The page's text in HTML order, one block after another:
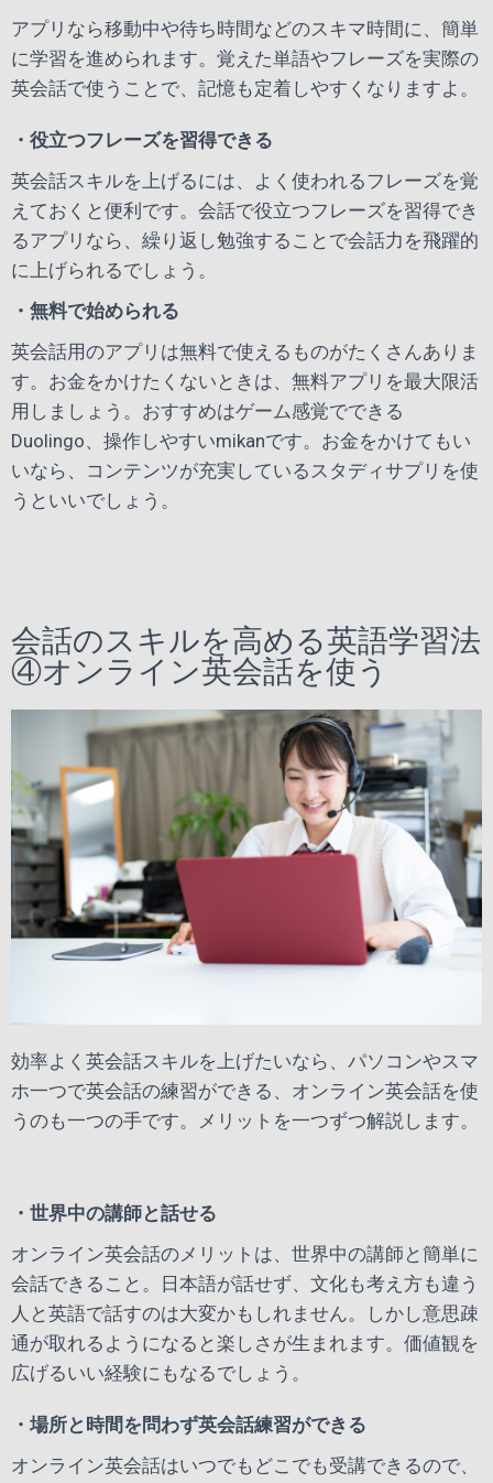
アプリなら移動中や待ち時間などのスキマ時間に、簡単
に学習を進められます。覚えた単語やフレーズを実際の
英会話で使うことで、記憶も定着しやすくなりますよ。
・役立つフレーズを習得できる
英会話スキルを上げるには、よく使われるフレーズを覚
えておくと便利です。会話で役立つフレーズを習得でき
るアプリなら、繰り返し勉強することで会話力を飛躍的
に上げられるでしょう。
・無料で始められる
英会話用のアプリは無料で使えるものがたくさんありま
す。お金をかけたくないときは、無料アプリを最大限活
用しましょう。おすすめはゲーム感覚でできる
Duolingo、操作しやすいmikanです。お金をかけてもい
いなら、コンテンツが充実しているスタディサプリを使
うといいでしょう。
会話のスキルを高める英語学習法
④オンライン英会話を使う
効率よく英会話スキルを上げたいなら、パソコンやスマ
ホ一つで英会話の練習ができる、オンライン英会話を使
うのも一つの手です。メリットを一つずつ解説します。
・世界中の講師と話せる
オンライン英会話のメリットは、世界中の講師と簡単に
会話できること。日本語が話せず、文化も考え方も違う
人と英語で話すのは大変かもしれません。しかし意思疎
通が取れるようになると楽しさが生まれます。価値観を
広げるいい経験にもなるでしょう。
・場所と時間を問わず英会話練習ができる
オンライン英会話はいつでもどこでも受講できるので、